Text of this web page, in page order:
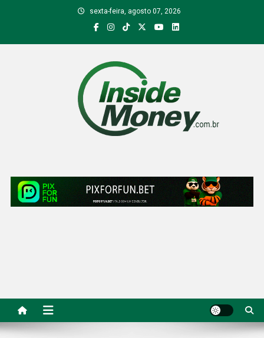
sexta-feira, agosto 07, 2026
Inside Money